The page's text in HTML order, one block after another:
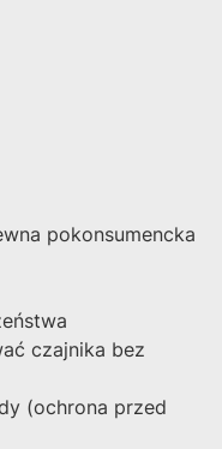
pokonsumencka
czajnika bez
(ochrona przed